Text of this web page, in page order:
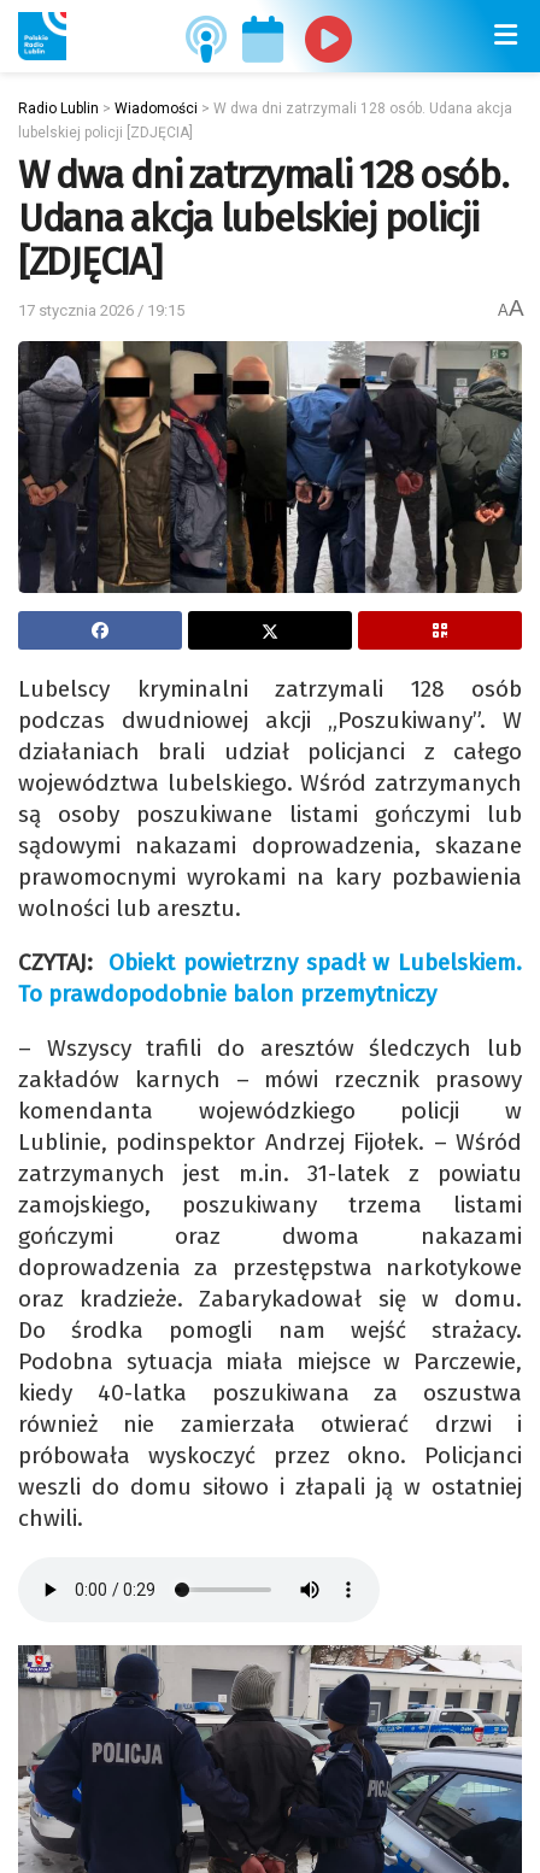
Radio Lublin > Wiadomości > W dwa dni zatrzymali 128 osób. Udana akcja
lubelskiej policji [ZDJĘCIA]
W dwa dni zatrzymali 128 osób.
Udana akcja lubelskiej policji
[ZDJĘCIA]
17 stycznia 2026 / 19:15 AA
Lubelscy kryminalni zatrzymali 128 osób
podczas dwudniowej akcji „Poszukiwany”. W
działaniach brali udział policjanci z całego
województwa lubelskiego. Wśród zatrzymanych
są osoby poszukiwane listami gończymi lub
sądowymi nakazami doprowadzenia, skazane
prawomocnymi wyrokami na kary pozbawienia
wolności lub aresztu.
CZYTAJ: Obiekt powietrzny spadł w Lubelskiem.
To prawdopodobnie balon przemytniczy
– Wszyscy trafili do aresztów śledczych lub
zakładów karnych – mówi rzecznik prasowy
komendanta wojewódzkiego policji w
Lublinie, podinspektor Andrzej Fijołek. – Wśród
zatrzymanych jest m.in. 31-latek z powiatu
zamojskiego, poszukiwany trzema listami
gończymi oraz dwoma nakazami
doprowadzenia za przestępstwa narkotykowe
oraz kradzieże. Zabarykadował się w domu.
Do środka pomogli nam wejść strażacy.
Podobna sytuacja miała miejsce w Parczewie,
kiedy 40-latka poszukiwana za oszustwa
również nie zamierzała otwierać drzwi i
próbowała wyskoczyć przez okno. Policjanci
weszli do domu siłowo i złapali ją w ostatniej
chwili.